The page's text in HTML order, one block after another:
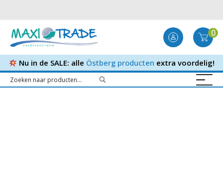
0
Nu in de SALE: alle Östberg producten extra voordelig!